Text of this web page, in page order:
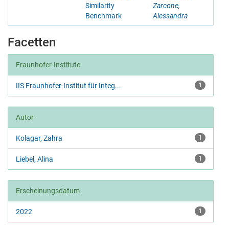
Similarity
Benchmark
Zarcone,
Alessandra
Facetten
Fraunhofer-Institute
1
IIS Fraunhofer-Institut für Integ...
Autor
1
Kolagar, Zahra
1
Liebel, Alina
Erscheinungsdatum
1
2022